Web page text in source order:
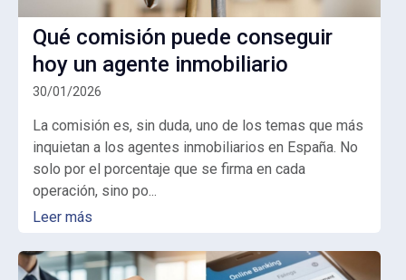
Qué comisión puede conseguir
hoy un agente inmobiliario
30/01/2026
La comisión es, sin duda, uno de los temas que más
inquietan a los agentes inmobiliarios en España. No
solo por el porcentaje que se firma en cada
operación, sino po...
Leer más